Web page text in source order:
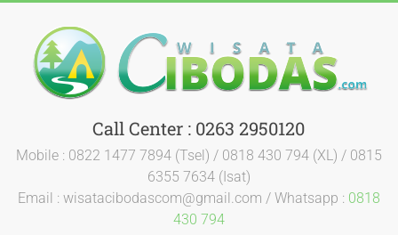
Call Center : 0263 2950120
Mobile : 0822 1477 7894 (Tsel) / 0818 430 794 (XL) / 0815
6355 7634 (Isat)
Email : wisatacibodascom@gmail.com / Whatsapp : 0818
430 794